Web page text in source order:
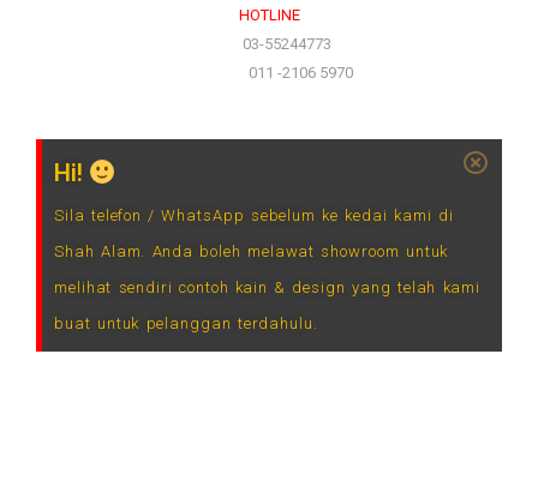
HOTLINE
03-55244773
011 -2106 5970
Hi!
Sila telefon / WhatsApp sebelum ke kedai kami di
Shah Alam. Anda boleh melawat showroom untuk
melihat sendiri contoh kain & design yang telah kami
buat untuk pelanggan terdahulu.